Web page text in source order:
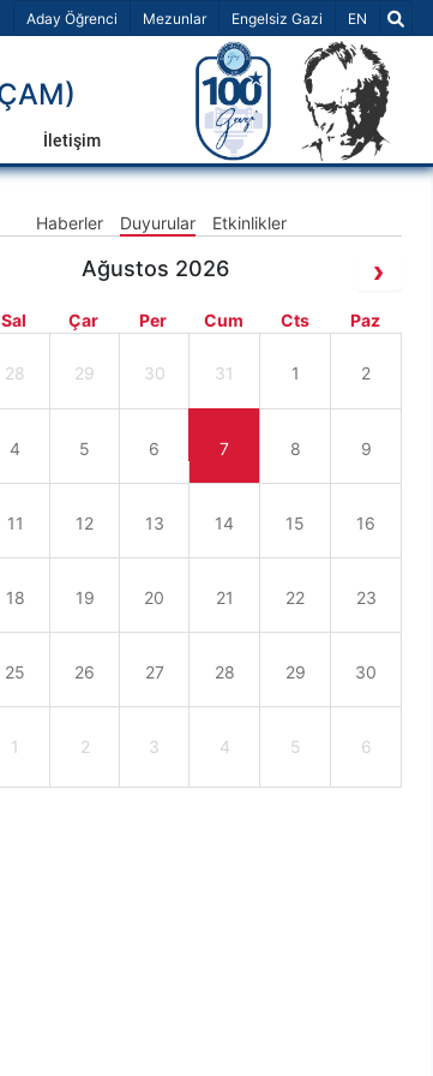
Aday Öğrenci Mezunlar Engelsiz Gazi Dil Seçiniz
EN
İletişim
Haberler Duyurular Etkinlikler
Ağustos 2026
Sal Çar Per Cum Cts Paz
28 29 30 31 1 2
4 5 6 7 8 9
11 12 13 14 15 16
18 19 20 21 22 23
25 26 27 28 29 30
1 2 3 4 5 6